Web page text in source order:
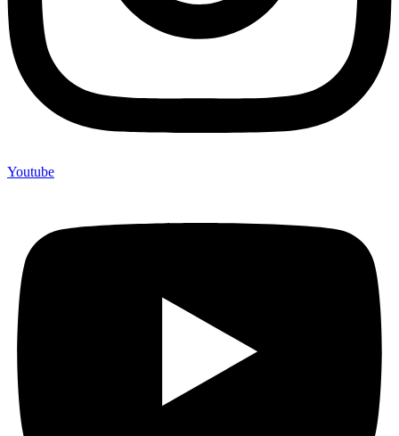
Youtube